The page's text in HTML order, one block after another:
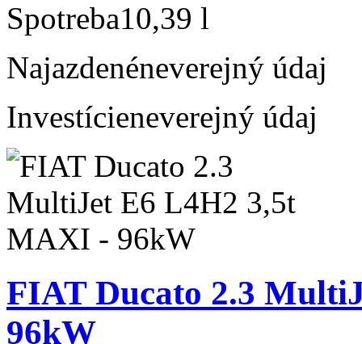
Spotreba10,39 l
Najazdenéneverejný údaj
Investícieneverejný údaj
FIAT Ducato 2.3
96kW